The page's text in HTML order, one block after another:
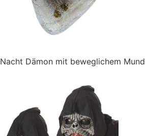
Nacht Dämon mit beweglichem Mund